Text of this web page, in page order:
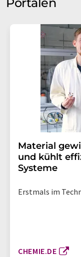
Portalen
Material
und kühlt
Systeme
Erstmals im
CHEMIE.DE